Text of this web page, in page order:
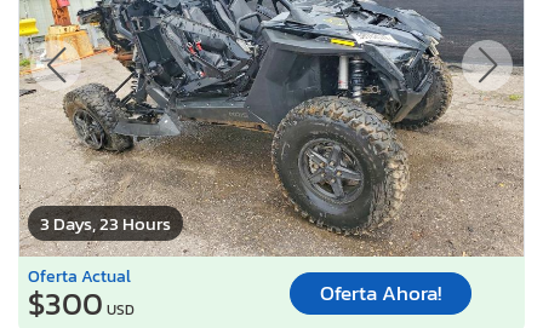
3 Days, 23 Hours
Oferta Actual
$300 USD
Oferta Ahora!